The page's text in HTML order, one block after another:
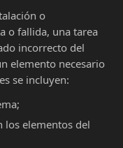
o
o fallida, una tarea
incorrecto del
elemento necesario
se incluyen:
los elementos del